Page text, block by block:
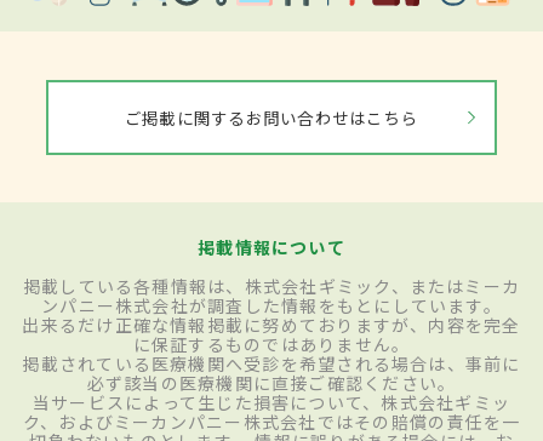
ご掲載に関するお問い合わせはこちら
掲載情報について
掲載している各種情報は、株式会社ギミック、またはミーカ
ンパニー株式会社が調査した情報をもとにしています。
出来るだけ正確な情報掲載に努めておりますが、内容を完全
に保証するものではありません。
掲載されている医療機関へ受診を希望される場合は、事前に
必ず該当の医療機関に直接ご確認ください。
当サービスによって生じた損害について、株式会社ギミッ
ク、およびミーカンパニー株式会社ではその賠償の責任を一